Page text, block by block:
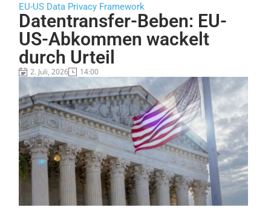
EU-US Data Privacy Framework
Datentransfer-Beben: EU-
US-Abkommen wackelt
durch Urteil
2. Juli, 2026 14:00